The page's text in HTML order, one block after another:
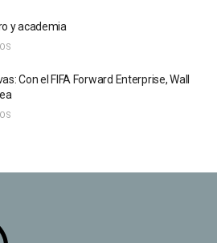
y academia
Con el FIFA Forward Enterprise, Wall